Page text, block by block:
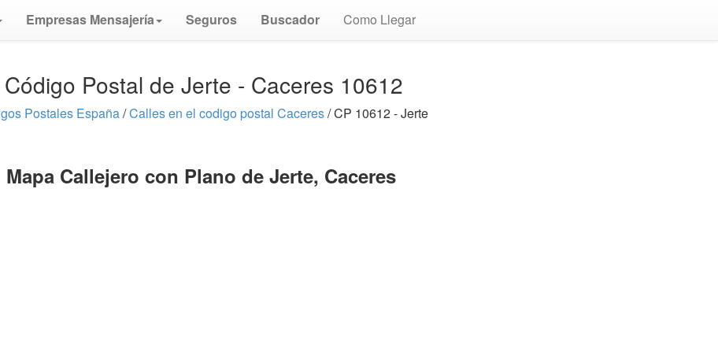
Empresas Mensajería Seguros Buscador Como Llegar
Postal de Jerte - Caceres 10612
Postales España/Calles en el codigo postal Caceres/ CP 10612 - Jerte
Mapa Callejero con Plano de Jerte, Caceres